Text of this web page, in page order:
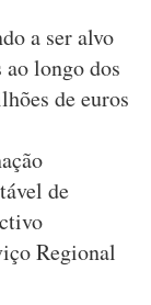
a ser alvo
longo dos
de euros
de
Regional